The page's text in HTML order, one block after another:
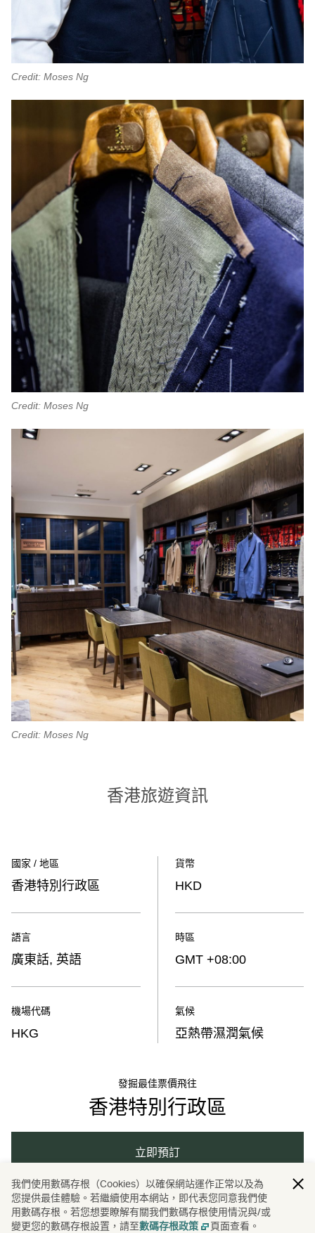
Credit: Moses Ng
Credit: Moses Ng
Credit: Moses Ng
香港旅遊資訊
國家 / 地區
香港特別行政區
語言
廣東話, 英語
機場代碼
HKG
貨幣
HKD
時區
GMT +08:00
氣候
亞熱帶濕潤氣候
發掘最佳票價飛往
香港特別行政區
立即預訂
亞洲 / 中國內地 / 香港 / 購物
我們使用數碼存根（Cookies）以確保網站運作正常以及為
您提供最佳體驗。若繼續使用本網站，即代表您同意我們使
用數碼存根。若您想要瞭解有關我們數碼存根使用情況與/或
變更您的數碼存根設置，請至數碼存根政策 頁面查看。